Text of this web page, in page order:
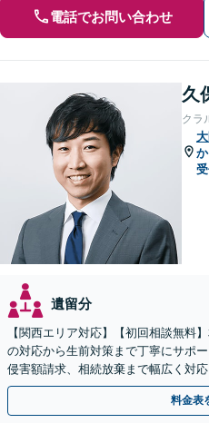
電話でお問い合わせ
久
クラ
遺留分
【関西エリア対応】【初回相談無料
の対応から生前対策まで丁寧にサポ
侵害額請求、相続放棄まで幅広く対
間・休日面談可】【WEB面談】【完
料金表